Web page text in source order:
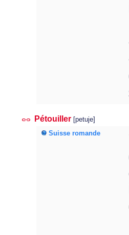
Pétouiller [petuje]
Suisse romande